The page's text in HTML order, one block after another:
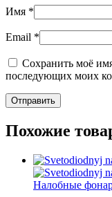
Имя *
Email *
Сохранить моё
последующих моих
Похожие
Налобные